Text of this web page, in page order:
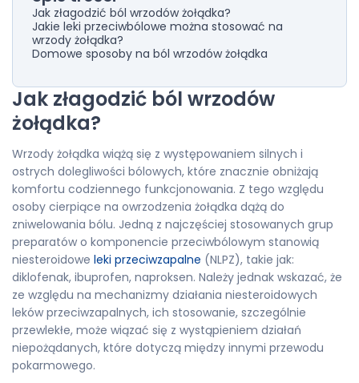
Jak złagodzić ból wrzodów żołądka?
Jakie leki przeciwbólowe można stosować na
wrzody żołądka?
Domowe sposoby na ból wrzodów żołądka
Jak złagodzić ból wrzodów
żołądka?
Wrzody żołądka wiążą się z występowaniem silnych i
ostrych dolegliwości bólowych, które znacznie obniżają
komfortu codziennego funkcjonowania. Z tego względu
osoby cierpiące na owrzodzenia żołądka dążą do
zniwelowania bólu. Jedną z najczęściej stosowanych grup
preparatów o komponencie przeciwbólowym stanowią
niesteroidowe leki przeciwzapalne (NLPZ), takie jak:
diklofenak, ibuprofen, naproksen. Należy jednak wskazać, że
ze względu na mechanizmy działania niesteroidowych
leków przeciwzapalnych, ich stosowanie, szczególnie
przewlekłe, może wiązać się z wystąpieniem działań
niepożądanych, które dotyczą między innymi przewodu
pokarmowego.